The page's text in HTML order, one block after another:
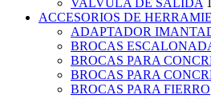
ACCESORIOS DE
ADAPTADOR
BROCAS
BROCAS PARA
BROCAS PARA
BROCAS PARA FIERRO